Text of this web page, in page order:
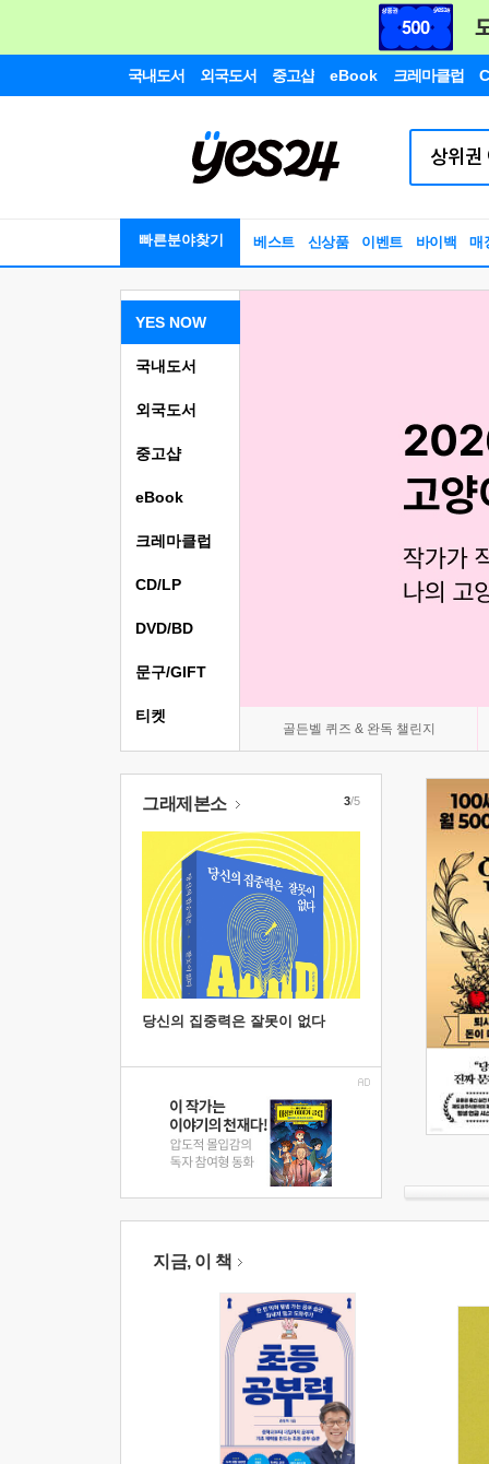
국내도서 외국도서 중고샵 eBook 크레마클럽
빠른분야찾기 베스트 신상품 이벤트 바이백 매
YES NOW
골든벨 퀴즈 & 완독 챌린지
국내도서
외국도서
중고샵
eBook
크레마클럽
CD/LP
DVD/BD
문구/GIFT
티켓
그래제본소
당신의 집중력은 잘못이 없다
3/5
지금, 이 책